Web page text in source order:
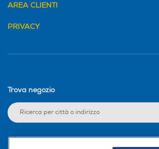
AREA CLIENTI
PRIVACY
Trova negozio